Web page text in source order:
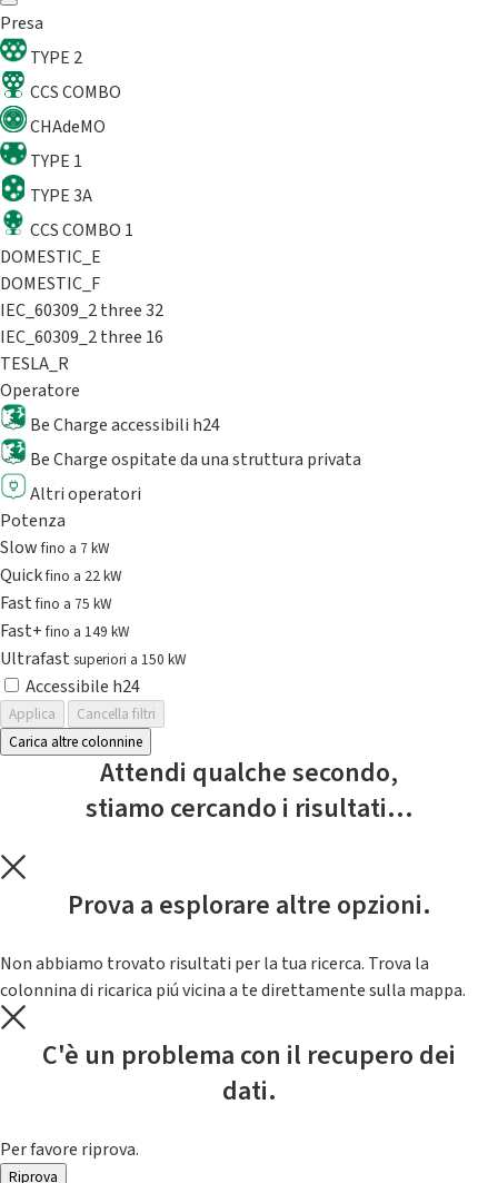
Presa
TYPE 2
CCS COMBO
CHAdeMO
TYPE 1
TYPE 3A
CCS COMBO 1
DOMESTIC_E
DOMESTIC_F
IEC_60309_2 three 32
IEC_60309_2 three 16
TESLA_R
Operatore
Be Charge accessibili h24
Be Charge ospitate da una struttura privata
Altri operatori
Potenza
Slowfino a 7 kW
Quickfino a 22 kW
Fastfino a 75 kW
Fast+fino a 149 kW
Ultrafast superiori a 150 kW
Accessibile h24
Applica
Cancella filtri
Carica altre colonnine
Attendi qualche secondo,
stiamo cercando i risultati...
Prova a esplorare altre opzioni.
Non abbiamo trovato risultati per la tua ricerca. Trova la
colonnina di ricarica piú vicina a te direttamente sulla mappa.
C'è un problema con il recupero dei
dati.
Per favore riprova.
Riprova